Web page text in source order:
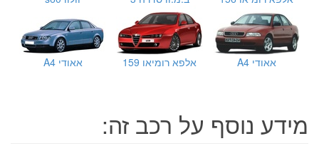
אאודי A4 אלפא רומיאו 159 אאודי A4
מידע נוסף על רכב זה: